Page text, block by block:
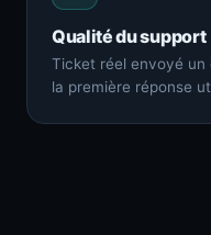
Qualité du support
Ticket réel envoyé un
la première réponse